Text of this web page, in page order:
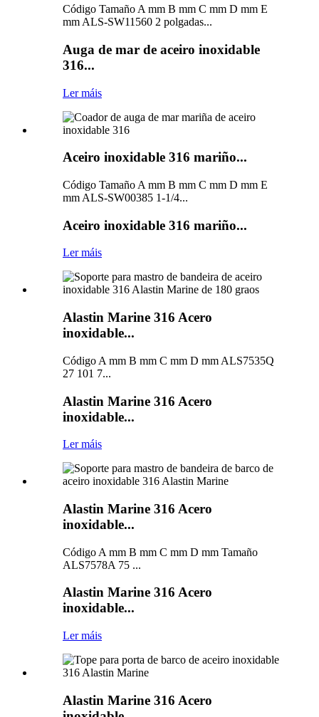
Código Tamaño A mm B mm C mm D mm E
mm ALS-SW11560 2 polgadas...
Auga de mar de aceiro inoxidable
316...
Ler máis
Aceiro inoxidable 316 mariño...
Código Tamaño A mm B mm C mm D mm E
mm ALS-SW00385 1-1/4...
Aceiro inoxidable 316 mariño...
Ler máis
Alastin Marine 316 Acero
inoxidable...
Código A mm B mm C mm D mm ALS7535Q
27 101 7...
Alastin Marine 316 Acero
inoxidable...
Ler máis
Alastin Marine 316 Acero
inoxidable...
Código A mm B mm C mm D mm Tamaño
ALS7578A 75 ...
Alastin Marine 316 Acero
inoxidable...
Ler máis
Alastin Marine 316 Acero